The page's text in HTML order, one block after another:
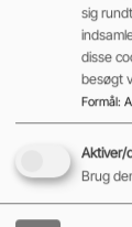
sig
disse
besøgt
Formål:
Aktiver/
Brug